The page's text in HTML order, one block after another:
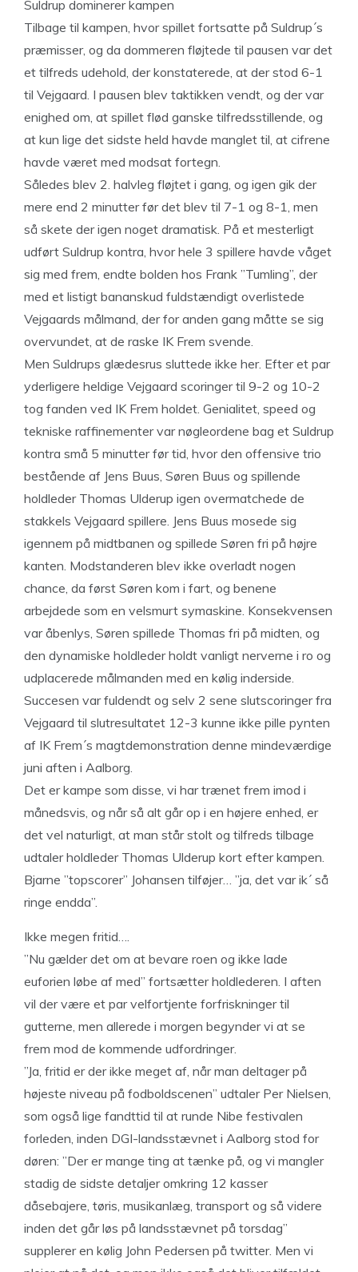
Suldrup dominerer kampen
Tilbage til kampen, hvor spillet fortsatte på Suldrup´s
præmisser, og da dommeren fløjtede til pausen var det
et tilfreds udehold, der konstaterede, at der stod 6-1
til Vejgaard. I pausen blev taktikken vendt, og der var
enighed om, at spillet flød ganske tilfredsstillende, og
at kun lige det sidste held havde manglet til, at cifrene
havde været med modsat fortegn.
Således blev 2. halvleg fløjtet i gang, og igen gik der
mere end 2 minutter før det blev til 7-1 og 8-1, men
så skete der igen noget dramatisk. På et mesterligt
udført Suldrup kontra, hvor hele 3 spillere havde våget
sig med frem, endte bolden hos Frank ”Tumling”, der
med et listigt bananskud fuldstændigt overlistede
Vejgaards målmand, der for anden gang måtte se sig
overvundet, at de raske IK Frem svende.
Men Suldrups glædesrus sluttede ikke her. Efter et par
yderligere heldige Vejgaard scoringer til 9-2 og 10-2
tog fanden ved IK Frem holdet. Genialitet, speed og
tekniske raffinementer var nøgleordene bag et Suldrup
kontra små 5 minutter før tid, hvor den offensive trio
bestående af Jens Buus, Søren Buus og spillende
holdleder Thomas Ulderup igen overmatchede de
stakkels Vejgaard spillere. Jens Buus mosede sig
igennem på midtbanen og spillede Søren fri på højre
kanten. Modstanderen blev ikke overladt nogen
chance, da først Søren kom i fart, og benene
arbejdede som en velsmurt symaskine. Konsekvensen
var åbenlys, Søren spillede Thomas fri på midten, og
den dynamiske holdleder holdt vanligt nerverne i ro og
udplacerede målmanden med en kølig inderside.
Succesen var fuldendt og selv 2 sene slutscoringer fra
Vejgaard til slutresultatet 12-3 kunne ikke pille pynten
af IK Frem´s magtdemonstration denne mindeværdige
juni aften i Aalborg.
Det er kampe som disse, vi har trænet frem imod i
månedsvis, og når så alt går op i en højere enhed, er
det vel naturligt, at man står stolt og tilfreds tilbage
udtaler holdleder Thomas Ulderup kort efter kampen.
Bjarne ”topscorer” Johansen tilføjer… ”ja, det var ik´ så
ringe endda”.
Ikke megen fritid….
”Nu gælder det om at bevare roen og ikke lade
euforien løbe af med” fortsætter holdlederen. I aften
vil der være et par velfortjente forfriskninger til
gutterne, men allerede i morgen begynder vi at se
frem mod de kommende udfordringer.
”Ja, fritid er der ikke meget af, når man deltager på
højeste niveau på fodboldscenen” udtaler Per Nielsen,
som også lige fandttid til at runde Nibe festivalen
forleden, inden DGI-landsstævnet i Aalborg stod for
døren: ”Der er mange ting at tænke på, og vi mangler
stadig de sidste detaljer omkring 12 kasser
dåsebajere, tøris, musikanlæg, transport og så videre
inden det går løs på landsstævnet på torsdag”
supplerer en kølig John Pedersen på twitter. Men vi